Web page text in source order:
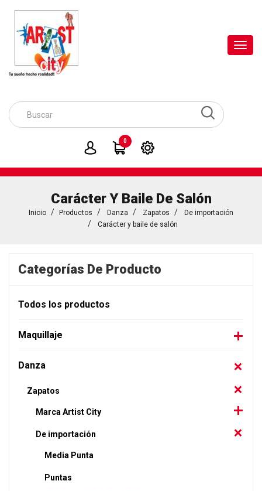
0
Carácter Y Baile De Salón
Inicio Productos Danza Zapatos
De importación
Carácter y baile de salón
Categorías De Producto
Todos los productos
Maquillaje
Danza
Zapatos
Marca Artist City
De importación
Media Punta
Puntas